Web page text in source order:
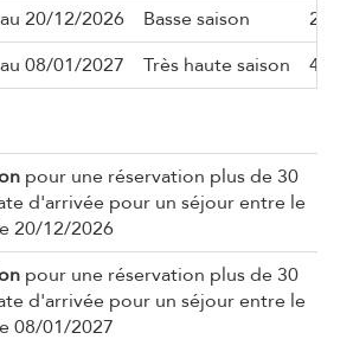
20/12/2026
Basse saison
2
08/01/2027
Très haute saison 4
pour une réservation plus de 30
d'arrivée pour un séjour entre le
20/12/2026
pour une réservation plus de 30
d'arrivée pour un séjour entre le
08/01/2027